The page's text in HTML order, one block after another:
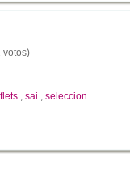
votos)
, sai , seleccion